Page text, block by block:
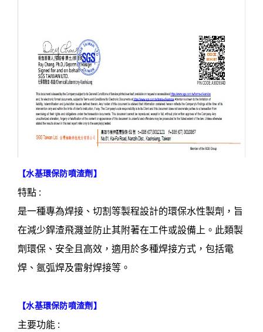
【水基環保防噴渣劑】
特點 :
是一種專為焊接、切割等製程設計的環保水性製劑，旨
在減少銲渣飛濺並防止其附著在工件或設備上。此類製
劑環保、安全且高效，適用於多種焊接方式，包括電
焊、氬弧焊及雷射焊接等。
【水基環保防噴渣劑】
主要功能 :